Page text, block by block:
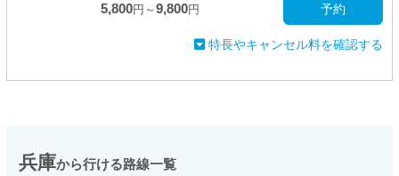
5,800円～ 9,800円 予約
特長やキャンセル料を確認する
兵庫から行ける路線一覧